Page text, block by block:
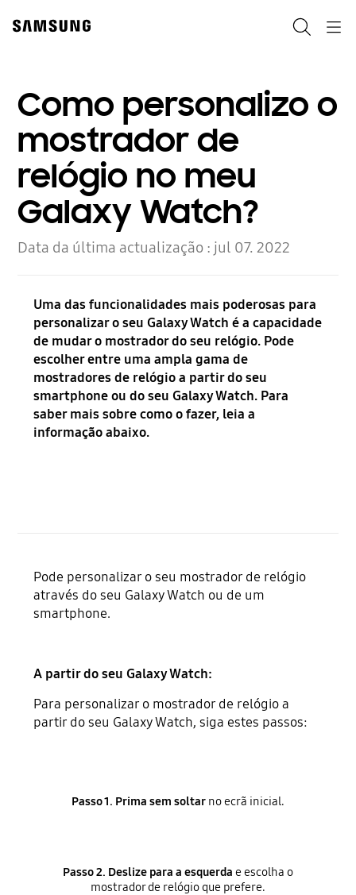
content
accessibility
Como personalizo o
mostrador de
relógio no meu
Galaxy Watch?
Data da última actualização : jul 07. 2022
Uma das funcionalidades mais poderosas para
personalizar o seu Galaxy Watch é a capacidade
de mudar o mostrador do seu relógio. Pode
escolher entre uma ampla gama de
mostradores de relógio a partir do seu
smartphone ou do seu Galaxy Watch. Para
saber mais sobre como o fazer, leia a
informação abaixo.
Pode personalizar o seu mostrador de relógio
através do seu Galaxy Watch ou de um
smartphone.
A partir do seu Galaxy Watch:
Para personalizar o mostrador de relógio a
partir do seu Galaxy Watch, siga estes passos:
Passo 1. Prima sem soltar no ecrã inicial.
Passo 2. Deslize para a esquerda e escolha o
mostrador de relógio que prefere.